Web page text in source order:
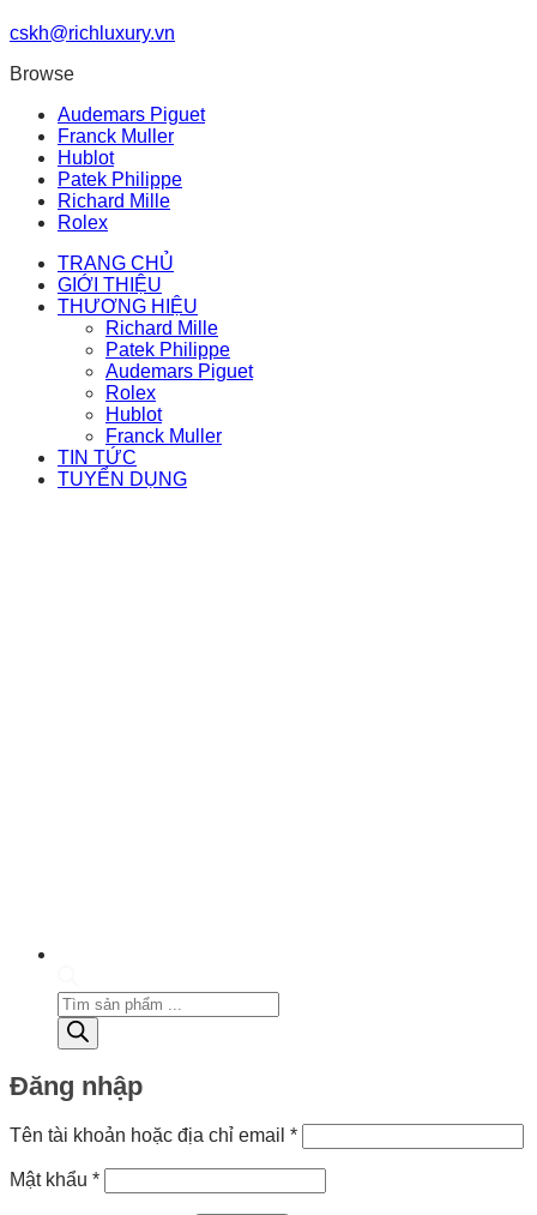
cskh@richluxury.vn
Browse
Audemars Piguet
Franck Muller
Hublot
Patek Philippe
Richard Mille
Rolex
TRANG CHỦ
GIỚI THIỆU
THƯƠNG HIỆU
Richard Mille
Patek Philippe
Audemars Piguet
Rolex
Hublot
Franck Muller
TIN TỨC
TUYỂN DỤNG
Tìm
kiếm
sản
Đăng nhập
Tên tài khoản hoặc địa chỉ email *Bắt
buộc
Mật khẩu *Bắt
buộc